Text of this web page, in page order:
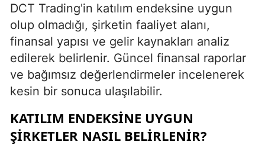
DCT Trading'in katılım endeksine uygun
olup olmadığı, şirketin faaliyet alanı,
finansal yapısı ve gelir kaynakları analiz
edilerek belirlenir. Güncel finansal raporlar
ve bağımsız değerlendirmeler incelenerek
kesin bir sonuca ulaşılabilir.
KATILIM ENDEKSINE UYGUN
ŞIRKETLER NASIL BELIRLENIR?